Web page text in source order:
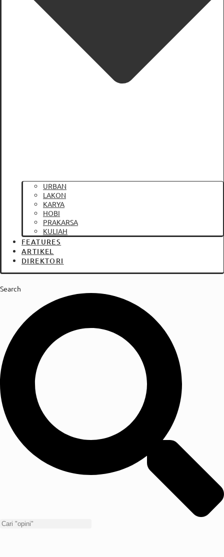
URBAN
LAKON
KARYA
HOBI
PRAKARSA
KULIAH
FEATURES
ARTIKEL
DIREKTORI
Search